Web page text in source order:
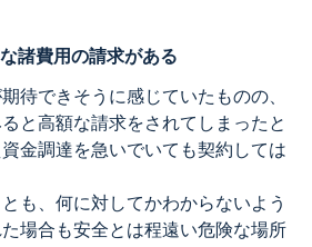
諸費用の請求がある
待できそうに感じていたものの、
と高額な請求をされてしまったと
金調達を急いでいても契約しては
も、何に対してかわからないよう
場合も安全とは程遠い危険な場所